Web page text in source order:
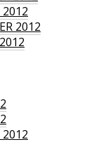
2012
2012
2012